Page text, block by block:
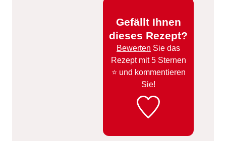
Gefällt Ihnen
dieses Rezept?
Bewerten Sie das
Rezept mit 5 Sternen
⭐️ und kommentieren
Sie!